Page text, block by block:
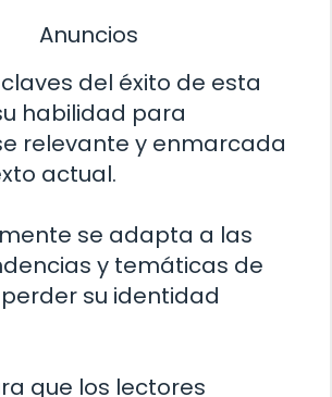
Anuncios
del éxito de esta
habilidad para
relevante y enmarcada
actual.
se adapta a las
y temáticas de
su identidad
que los lectores